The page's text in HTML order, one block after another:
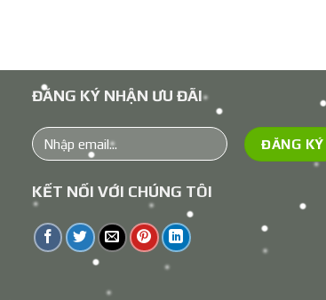
ĐĂNG KÝ NHẬN ƯU ĐÃI
KẾT NỐI VỚI CHÚNG TÔI